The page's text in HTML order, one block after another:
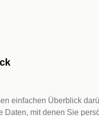
einfachen Überblick
Daten, mit denen Sie